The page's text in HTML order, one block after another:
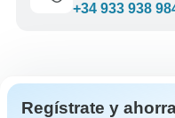
+34 933 938
Regístrate y